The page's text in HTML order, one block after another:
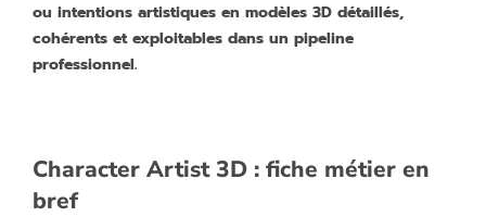
ou intentions artistiques en modèles 3D détaillés,
cohérents et exploitables dans un pipeline
professionnel.
Character Artist 3D : fiche métier en
bref